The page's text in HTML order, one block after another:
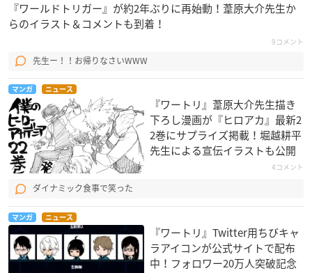
『ワールドトリガー』が約2年ぶりに再始動！葦原大介先生か
らのイラスト＆コメントも到着！
9コメント
先生ー！！お帰りなさいWWW
マンガ ニュース
『ワートリ』葦原大介先生描き
下ろし漫画が『ヒロアカ』最新2
2巻にサプライズ掲載！堀越耕平
先生による宣伝イラストも公開
4コメント
ダイナミック食事で笑った
マンガ ニュース
『ワートリ』Twitter用ちびキャ
ラアイコンが公式サイトで配布
中！フォロワー20万人突破記念